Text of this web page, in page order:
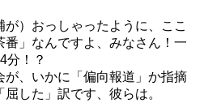
）おっしゃったように、ここ
」なんですよ、みなさん！一
分！？
、いかに「偏向報道」か指摘
した」訳です、彼らは。